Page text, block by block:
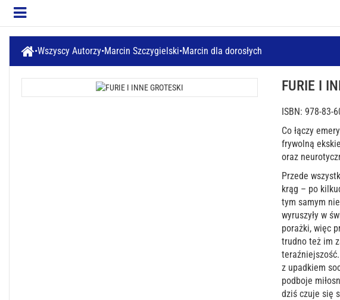
Wszyscy Autorzy Marcin Szczygielski Marcin dla dorosłych
FURIE I
ISBN: 978-83-
Co łączy
frywolną
oraz
Przede
krąg – po
tym samym
wyruszyły w
porażki, więc
trudno też im
z upadkiem
podboje
dziś czuje się